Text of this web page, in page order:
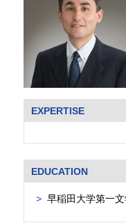
EXPERTISE
EDUCATION
早稲田大学第一